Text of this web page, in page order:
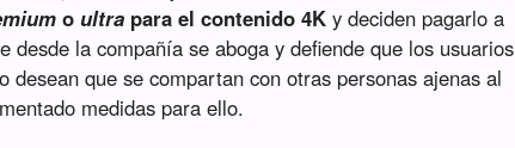
oultra para el contenido 4K y deciden pagarlo a
desde la compañía se aboga y defiende que los usuarios
desean que se compartan con otras personas ajenas al
medidas para ello.